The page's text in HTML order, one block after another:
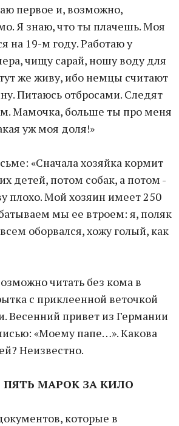
первое и, возможно,
Я знаю, что ты плачешь. Моя
на 19-м году. Работаю у
чищу сарай, ношу воду для
же живу, ибо немцы считают
Питаюсь отбросами. Следят
Мамочка, больше ты про меня
уж моя доля!»
«Сначала хозяйка кормит
детей, потом собак, а потом -
плохо. Мой хозяин имеет 250
мы ее втроем: я, поляк
оборвался, хожу голый, как
читать без кома в
с приклеенной веточкой
Весенний привет из Германии
«Моему папе…». Какова
Неизвестно.
МАРОК ЗА КИЛО
которые в